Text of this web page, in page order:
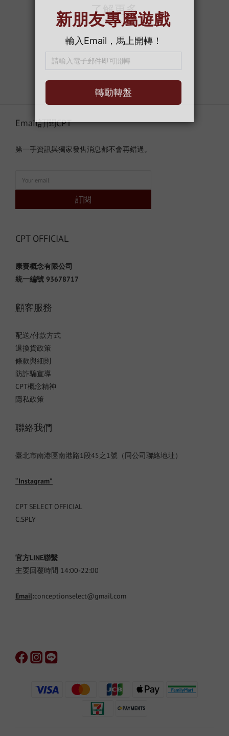
了解更多
Email訂閱CPT
第一手資訊與獨家發售消息都不會再錯過。
訂閱
CPT OFFICIAL
康賽概念有限公司
統一編號 93678717
顧客服務
配送/付款方式
退換貨政策
條款與細則
防詐騙宣導
CPT概念精神
隱私政策
聯絡我們
臺北市南港區南港路1段45之1號（同公司聯絡地址）
“Instagram"
CPT SELECT OFFICIAL
C.SPLY
官方LINE聯繫
主要回覆時間 14:00-22:00
Email:conceptionselect@gmail.com